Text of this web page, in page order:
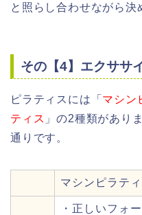
と照らし合わせながら決
その【4】エクササ
ピラティスには「 マシン
ティス 」の2種類があり
通りです。
マシンピラティ
・正しいフォ